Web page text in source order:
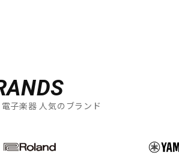
子楽器 人気のブランド